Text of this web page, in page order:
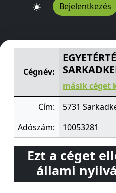
Bejelentkezés
EGYETÉRTÉS MGTSZ,
Cégnév:
másik céget
Cím:
5731
Adószám:
10053281
Ezt a céget
állami